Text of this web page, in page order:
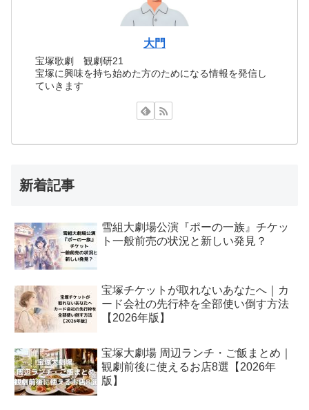
大門
宝塚歌劇 観劇研21
宝塚に興味を持ち始めた方のためになる情報を発信し
ていきます
新着記事
雪組大劇場公演『ポーの一族』チケッ
ト一般前売の状況と新しい発見？
宝塚チケットが取れないあなたへ｜カ
ード会社の先行枠を全部使い倒す方法
【2026年版】
宝塚大劇場 周辺ランチ・ご飯まとめ｜
観劇前後に使えるお店8選【2026年
版】